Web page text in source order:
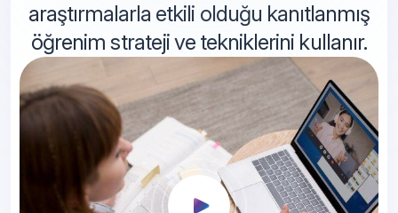
araştırmalarla etkili olduğu kanıtlanmış
öğrenim strateji ve tekniklerini kullanır.